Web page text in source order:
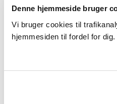
Denne hjemmeside bruger
Vi bruger cookies til
hjemmesiden til fordel for dig.
udveksler informationer.
Har du brug for mere
dig et webinar eller booke